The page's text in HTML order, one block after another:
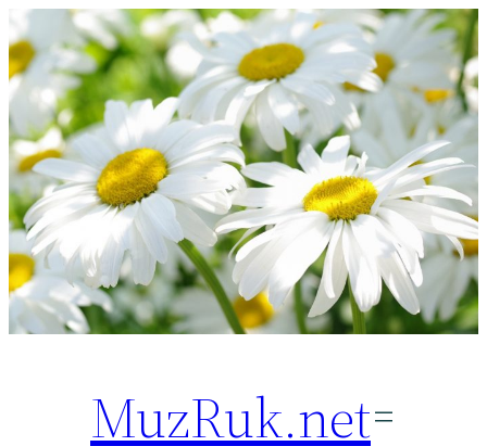
Перейти
к
содержимому
MuzRuk.net